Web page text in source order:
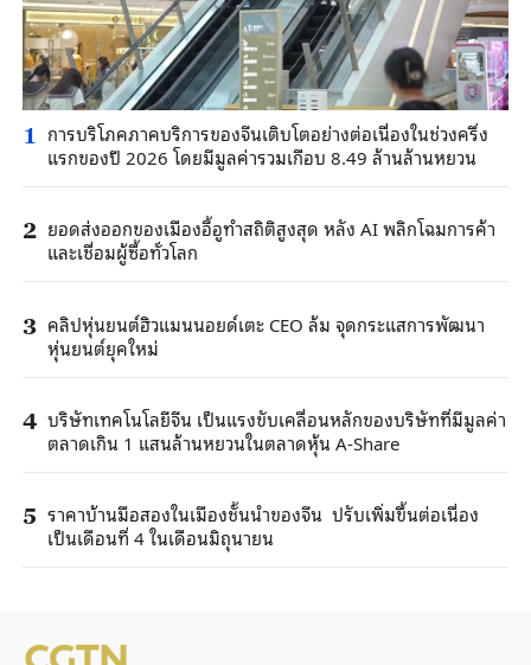
1 การบริโภคภาคบริการของจีนเติบโตอย่างต่อเนื่องในช่วงครึ่ง
แรกของปี 2026 โดยมีมูลค่ารวมเกือบ 8.49 ล้านล้านหยวน
2 ยอดส่งออกของเมืองอี้อูทำสถิติสูงสุด หลัง AI พลิกโฉมการค้า
และเชื่อมผู้ซื้อทั่วโลก
3 คลิปหุ่นยนต์ฮิวแมนนอยด์เตะ CEO ล้ม จุดกระแสการพัฒนา
หุ่นยนต์ยุคใหม่
4 บริษัทเทคโนโลยีจีน เป็นแรงขับเคลื่อนหลักของบริษัทที่มีมูลค่า
ตลาดเกิน 1 แสนล้านหยวนในตลาดหุ้น A-Share
5 ราคาบ้านมือสองในเมืองชั้นนำของจีน ปรับเพิ่มขึ้นต่อเนื่อง
เป็นเดือนที่ 4 ในเดือนมิถุนายน